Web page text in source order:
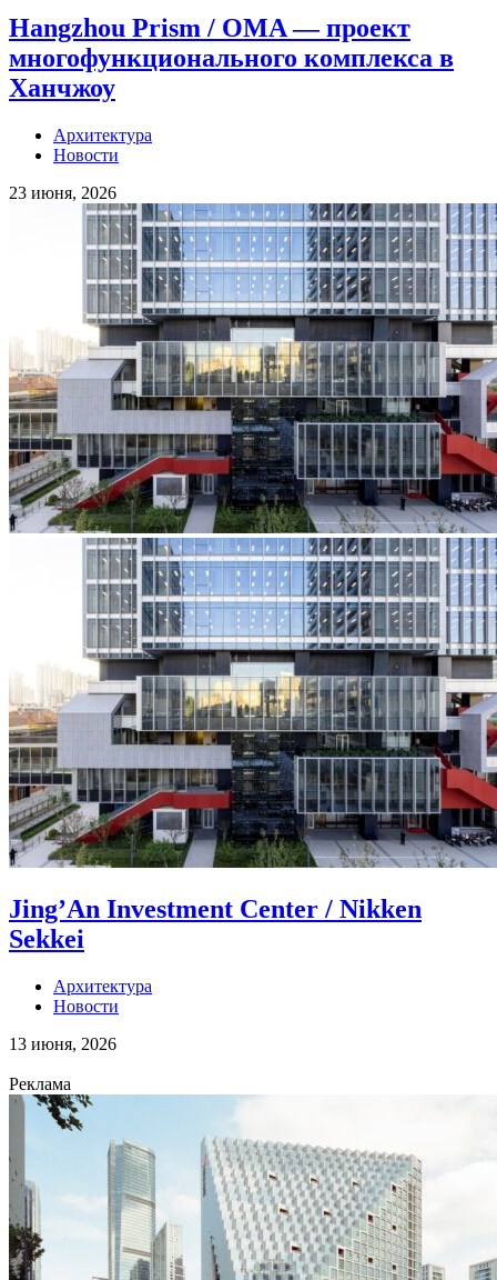
Hangzhou Prism / OMA — проект
многофункционального комплекса в
Ханчжоу
Архитектура
Новости
23 июня, 2026
Jing’An Investment Center / Nikken
Sekkei
Архитектура
Новости
13 июня, 2026
Реклама